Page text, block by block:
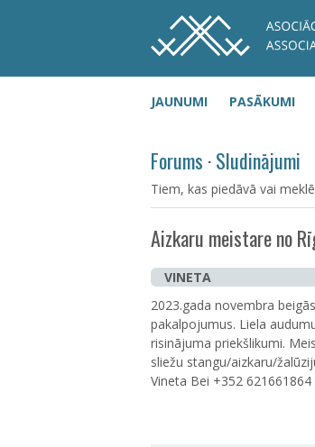
JAUNUMI PASĀKUMI
Forums ·Sludinājumi
Tiem, kas piedāvā vai
Aizkaru meistare no
VINETA
2023.gada novembra
pakalpojumus. Liela
risinājuma priekšlikumi.
sliežu stangu/aizkaru/
Vineta Bei +352